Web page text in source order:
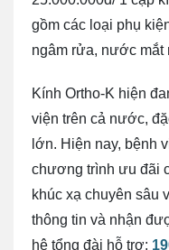
gồm các loại phụ
ngâm rửa, nước mắt
Kính Ortho-K hiện
viện trên cả nước,
lớn. Hiện nay, bệnh
chương trình ưu đãi
khúc xạ chuyên sâu
thông tin và nhận
hệ tổng đài hỗ trợ: